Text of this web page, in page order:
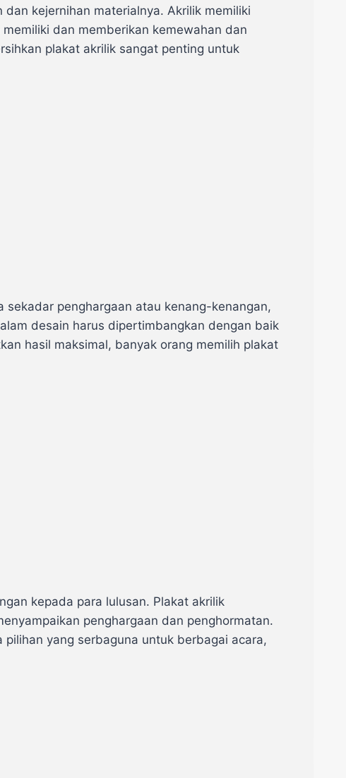
kejernihan materialnya. Akrilik memiliki
dan memberikan kemewahan dan
plakat akrilik sangat penting untuk
penghargaan atau kenang-kenangan,
desain harus dipertimbangkan dengan baik
hasil maksimal, banyak orang memilih plakat
kepada para lulusan. Plakat akrilik
penghargaan dan penghormatan.
yang serbaguna untuk berbagai acara,